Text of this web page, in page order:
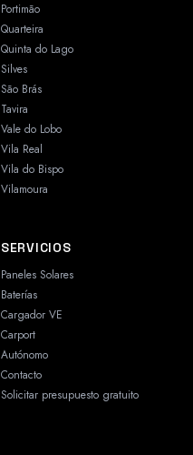
Portimão
Quarteira
Quinta do Lago
Silves
São Brás
Tavira
Vale do Lobo
Vila Real
Vila do Bispo
Vilamoura
SERVICIOS
Paneles Solares
Baterías
Cargador VE
Carport
Autónomo
Contacto
Solicitar presupuesto gratuito